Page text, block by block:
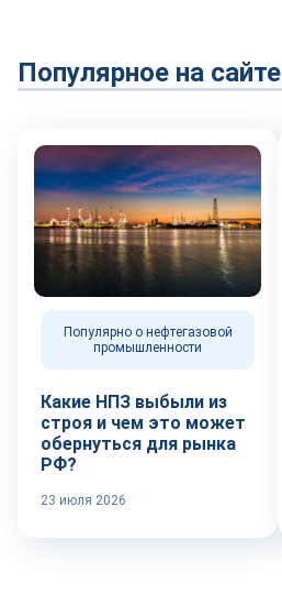
Популярное на сайте
Популярно о нефтегазовой
промышленности
Какие НПЗ выбыли из
строя и чем это может
обернуться для рынка
РФ?
23 июля 2026